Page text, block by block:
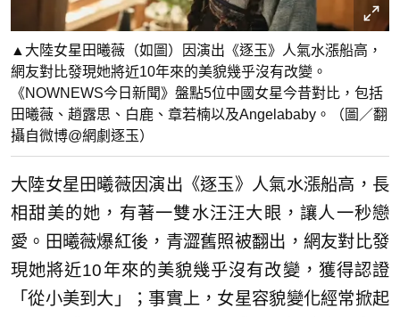
▲大陸女星田曦薇（如圖）因演出《逐玉》人氣水漲船高，
網友對比發現她將近10年來的美貌幾乎沒有改變。
《NOWNEWS今日新聞》盤點5位中國女星今昔對比，包括
田曦薇、趙露思、白鹿、章若楠以及Angelababy。（圖／翻
攝自微博@網劇逐玉）
大陸女星田曦薇因演出《逐玉》人氣水漲船高，長
相甜美的她，有著一雙水汪汪大眼，讓人一秒戀
愛。田曦薇爆紅後，青澀舊照被翻出，網友對比發
現她將近10年來的美貌幾乎沒有改變，獲得認證
「從小美到大」；事實上，女星容貌變化經常掀起